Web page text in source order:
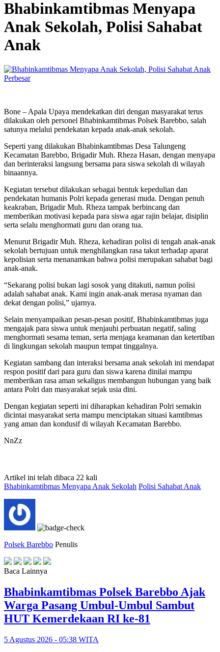
Bhabinkamtibmas Menyapa
Anak Sekolah, Polisi Sahabat
Anak
Perbesar
Bone – Apala Upaya mendekatkan diri dengan masyarakat terus
dilakukan oleh personel Bhabinkamtibmas Polsek Barebbo, salah
satunya melalui pendekatan kepada anak-anak sekolah.
Seperti yang dilakukan Bhabinkamtibmas Desa Talungeng
Kecamatan Barebbo, Brigadir Muh. Rheza Hasan, dengan menyapa
dan berinteraksi langsung bersama para siswa sekolah di wilayah
binaannya.
Kegiatan tersebut dilakukan sebagai bentuk kepedulian dan
pendekatan humanis Polri kepada generasi muda. Dengan penuh
keakraban, Brigadir Muh. Rheza tampak berbincang dan
memberikan motivasi kepada para siswa agar rajin belajar, disiplin
serta selalu menghormati guru dan orang tua.
Menurut Brigadir Muh. Rheza, kehadiran polisi di tengah anak-anak
sekolah bertujuan untuk menghilangkan rasa takut terhadap aparat
kepolisian serta menanamkan bahwa polisi merupakan sahabat bagi
anak-anak.
“Sekarang polisi bukan lagi sosok yang ditakuti, namun polisi
adalah sahabat anak. Kami ingin anak-anak merasa nyaman dan
dekat dengan polisi,” ujarnya.
Selain menyampaikan pesan-pesan positif, Bhabinkamtibmas juga
mengajak para siswa untuk menjauhi perbuatan negatif, saling
menghormati sesama teman, serta menjaga keamanan dan ketertiban
di lingkungan sekolah maupun tempat tinggalnya.
Kegiatan sambang dan interaksi bersama anak sekolah ini mendapat
respon positif dari para guru dan siswa karena dinilai mampu
memberikan rasa aman sekaligus membangun hubungan yang baik
antara Polri dan masyarakat sejak usia dini.
Dengan kegiatan seperti ini diharapkan kehadiran Polri semakin
dicintai masyarakat serta mampu menciptakan situasi kamtibmas
yang aman dan kondusif di wilayah Kecamatan Barebbo.
NnZz
Artikel ini telah dibaca 22 kali
Bhabinkamtibmas Menyapa Anak Sekolah Polisi Sahabat Anak
Polsek Barebbo Penulis
Baca Lainnya
Bhabinkamtibmas Polsek Barebbo Ajak
Warga Pasang Umbul-Umbul Sambut
HUT Kemerdekaan RI ke-81
5 Agustus 2026 - 05:38 WITA